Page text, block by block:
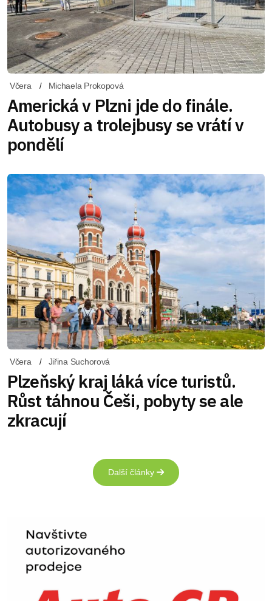
Včera Michaela Prokopová
Americká v Plzni jde do finále.
Autobusy a trolejbusy se vrátí v
pondělí
Včera Jiřina Suchorová
Plzeňský kraj láká více turistů.
Růst táhnou Češi, pobyty se ale
zkracují
Další články